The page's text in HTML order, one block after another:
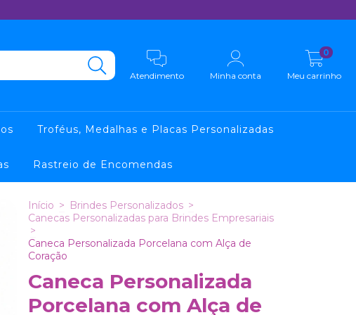
Atendimento Minha conta Meu carrinho
0
Troféus, Medalhas e Placas Personalizadas
Rastreio de Encomendas
Início > Brindes Personalizados >
Canecas Personalizadas para Brindes Empresariais
>
Caneca Personalizada Porcelana com Alça de
Coração
Caneca Personalizada
Porcelana com Alça de